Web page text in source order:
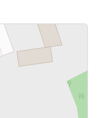
la carte.